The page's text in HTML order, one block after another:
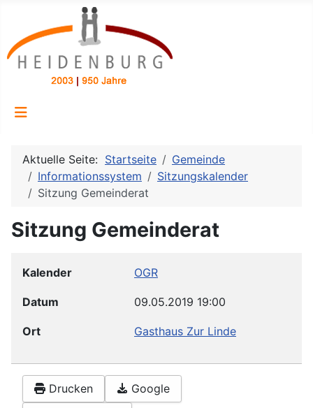
Aktuelle Seite: Startseite
Gemeinde
Informationssystem
Sitzungskalender
Sitzung Gemeinderat
Sitzung Gemeinderat
Kalender OGR
Datum 09.05.2019 19:00
Ort Gasthaus Zur Linde
Drucken
Google